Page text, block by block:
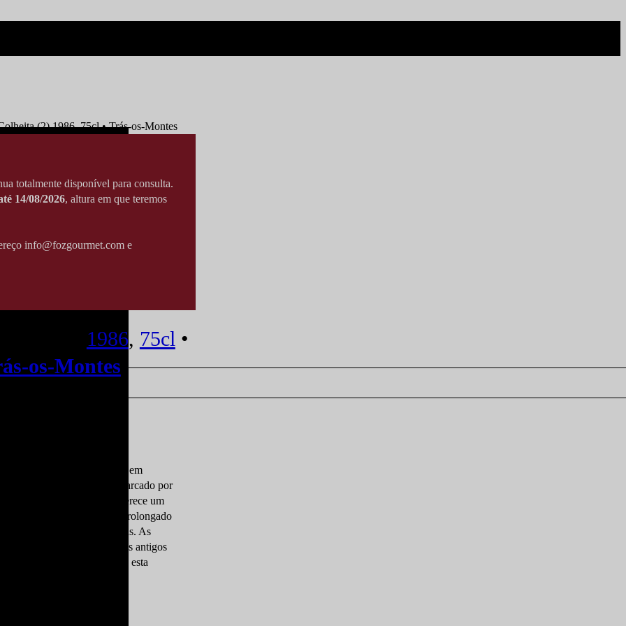
(2) 1986, 75cl • Trás-os-Montes
totalmente disponível para consulta.
14/08/2026, altura em que teremos
info@fozgourmet.com e
1986, 75cl •
os-Montes
região de Trás-os-Montes, em
portugueses, um período marcado por
no seu formato original, oferece um
Portugal. Com o estágio prolongado
profunda e notas oxidativas. As
frutos secos. Vinhos brancos antigos
o que torna garrafas como esta